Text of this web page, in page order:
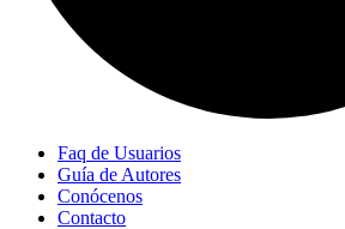
Faq de Usuarios
Guía de Autores
Conócenos
Contacto